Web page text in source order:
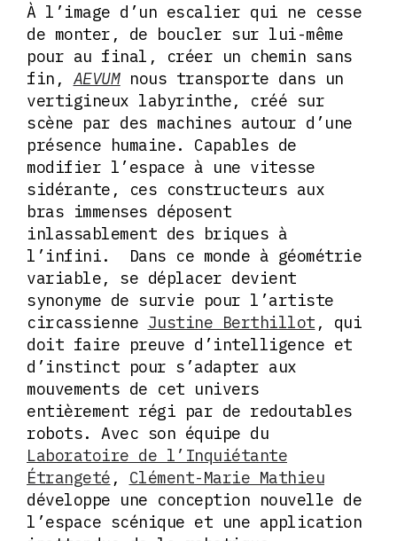
À l’image d’un escalier qui ne cesse
de monter, de boucler sur lui-même
pour au final, créer un chemin sans
fin, AEVUM nous transporte dans un
vertigineux labyrinthe, créé sur
scène par des machines autour d’une
présence humaine. Capables de
modifier l’espace à une vitesse
sidérante, ces constructeurs aux
bras immenses déposent
inlassablement des briques à
l’infini. Dans ce monde à géométrie
variable, se déplacer devient
synonyme de survie pour l’artiste
circassienne Justine Berthillot , qui
doit faire preuve d’intelligence et
d’instinct pour s’adapter aux
mouvements de cet univers
entièrement régi par de redoutables
robots. Avec son équipe du
Laboratoire de l’Inquiétante
Étrangeté , Clément-Marie Mathieu
développe une conception nouvelle de
l’espace scénique et une application